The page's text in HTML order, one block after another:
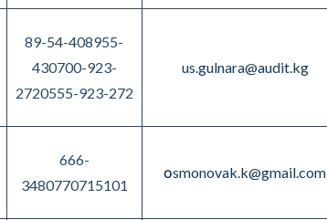
89-54-408955-
430700-923-
2720555-923-272
us.gulnara@audit.kg
666-
3480770715101
оsmonovak.k@gmail.com